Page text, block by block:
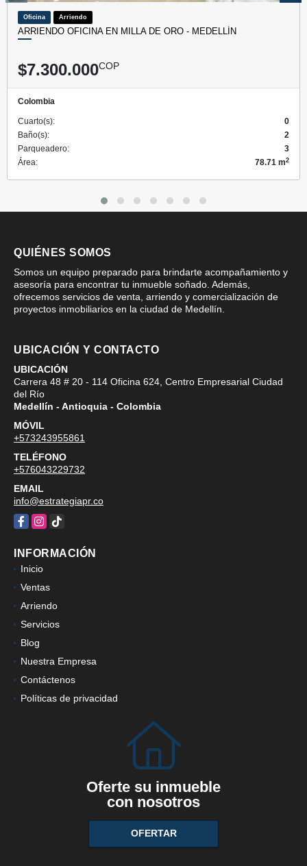
Oficina Arriendo
ARRIENDO OFICINA EN MILLA DE ORO - MEDELLÍN
$7.300.000COP
Colombia
Cuarto(s):
0
Baño(s):
2
Parqueadero:
3
Área:
78.71 m2
QUIÉNES SOMOS
Somos un equipo preparado para brindarte acompañamiento y
asesoría para encontrar tu inmueble soñado. Además,
ofrecemos servicios de venta, arriendo y comercialización de
proyectos inmobiliarios en la ciudad de Medellín.
UBICACIÓN Y CONTACTO
UBICACIÓN
Carrera 48 # 20 - 114 Oficina 624, Centro Empresarial Ciudad
del Río
Medellín - Antioquia - Colombia
MÓVIL
+573243955861
TELÉFONO
+576043229732
EMAIL
info@estrategiapr.co
Facebook
Instagram
TikTok
INFORMACIÓN
Inicio
Ventas
Arriendo
Servicios
Blog
Nuestra Empresa
Contáctenos
Políticas de privacidad
Oferte su inmueble
con nosotros
OFERTAR